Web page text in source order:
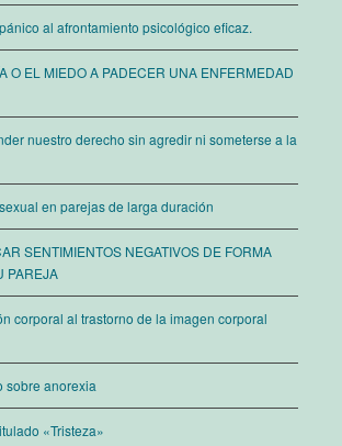
al afrontamiento psicológico eficaz.
O EL MIEDO A PADECER UNA ENFERMEDAD
nuestro derecho sin agredir ni someterse a la
en parejas de larga duración
SENTIMIENTOS NEGATIVOS DE FORMA
PAREJA
corporal al trastorno de la imagen corporal
sobre anorexia
«Tristeza»